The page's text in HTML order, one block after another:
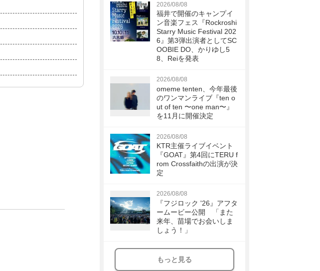
2026/08/08
福井で開催のキャンプイ
ン音楽フェス『Rockroshi
Starry Music Festival 202
6』第3弾出演者としてSC
OOBIE DO、かりゆし5
8、Reiを発表
2026/08/08
omeme tenten、今年最後
のワンマンライブ『ten o
ut of ten 〜one man〜』
を11月に開催決定
2026/08/08
KTR主催ライブイベント
『GOAT』第4回にTERU f
rom Crossfaithの出演が決
定
2026/08/08
『フジロック '26』アフタ
ームービー公開 「また
来年、苗場でお会いしま
しょう！」
もっと見る